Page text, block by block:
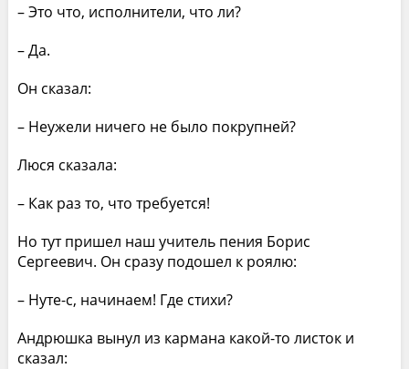
– Это что, исполнители, что ли?
– Да.
Он сказал:
– Неужели ничего не было покрупней?
Люся сказала:
– Как раз то, что требуется!
Но тут пришел наш учитель пения Борис
Сергеевич. Он сразу подошел к роялю:
– Нуте-с, начинаем! Где стихи?
Андрюшка вынул из кармана какой-то листок и
сказал: